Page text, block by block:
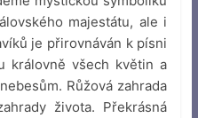
majestátu, ale i
je přirovnáván k písni
královně všech květin a
Růžová zahrada
života. Překrásná